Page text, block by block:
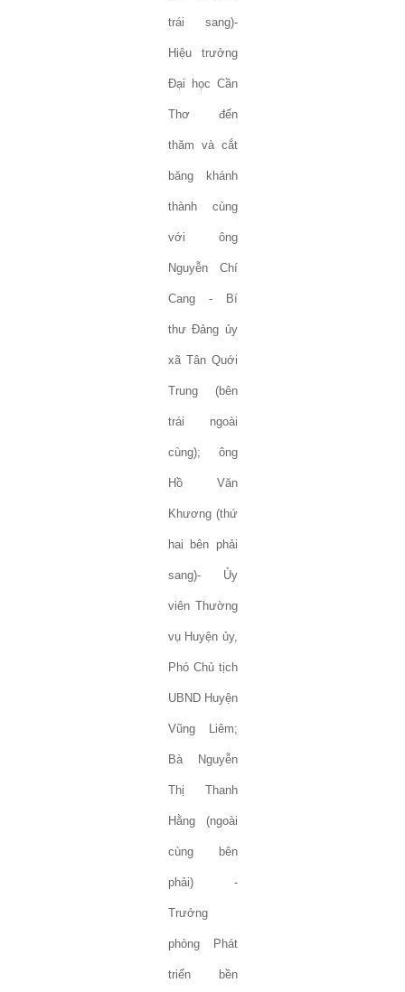
trái sang)-
Hiệu trưởng
Đại học Cần
Thơ đến
thăm và cắt
băng khánh
thành cùng
với ông
Nguyễn Chí
Cang - Bí
thư Đảng ủy
xã Tân Quới
Trung (bên
trái ngoài
cùng); ông
Hồ Văn
Khương (thứ
hai bên phải
sang)- Ủy
viên Thường
vụ Huyện ủy,
Phó Chủ tịch
UBND Huyện
Vũng Liêm;
Bà Nguyễn
Thị Thanh
Hằng (ngoài
cùng bên
phải) -
Trưởng
phòng Phát
triển bền